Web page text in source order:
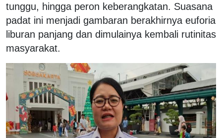
tunggu, hingga peron keberangkatan. Suasana
padat ini menjadi gambaran berakhirnya euforia
liburan panjang dan dimulainya kembali rutinitas
masyarakat.